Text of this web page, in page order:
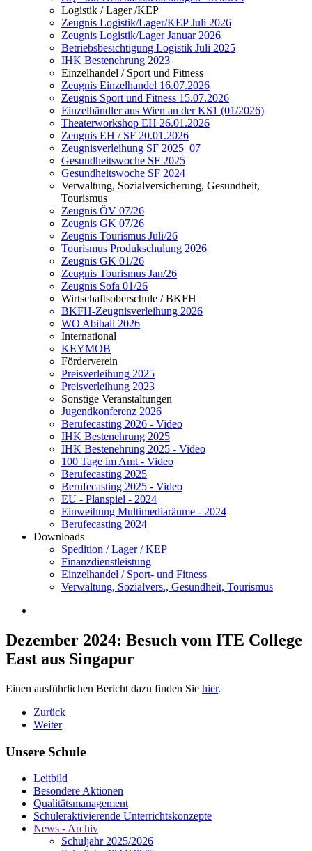
Logistik / Lager /KEP
Zeugnis Logistik/Lager/KEP Juli 2026
Zeugnis Logistik/Lager Januar 2026
Betriebsbesichtigung Logistik Juli 2025
IHK Bestenehrung 2023
Einzelhandel / Sport und Fitness
Zeugnis Einzelhandel 16.07.2026
Zeugnis Sport und Fitness 15.07.2026
Einzelhändler aus Wien an der KS1 (01/2026)
Theaterworkshop EH 26.01.2026
Zeugnis EH / SF 20.01.2026
Zeugnisverleihung SF 2025_07
Gesundheitswoche SF 2025
Gesundheitswoche SF 2024
Verwaltung, Sozialversicherung, Gesundheit,
Tourismus
Zeugnis ÖV 07/26
Zeugnis GK 07/26
Zeugnis Tourismus Juli/26
Tourismus Produkschulung 2026
Zeugnis GK 01/26
Zeugnis Tourismus Jan/26
Zeugnis Sofa 01/26
Wirtschaftsoberschule / BKFH
BKFH-Zeugnisverleihung 2026
WO Abiball 2026
International
KEYMOB
Förderverein
Preisverleihung 2025
Preisverleihung 2023
Sonstige Veranstaltungen
Jugendkonferenz 2026
Berufecasting 2026 - Video
IHK Bestenehrung 2025
IHK Bestenehrung 2025 - Video
100 Tage im Amt - Video
Berufecasting 2025
Berufecasting 2025 - Video
EU - Planspiel - 2024
Einweihung Multimediaräume - 2024
Berufecasting 2024
Downloads
Spedition / Lager / KEP
Finanzdienstleistung
Einzelhandel / Sport- und Fitness
Verwaltung, Sozialvers., Gesundheit, Tourismus
Dezember 2024: Besuch vom ITE College
East aus Singapur
Einen ausführlichen Bericht dazu finden Sie hier.
Zurück
Weiter
Unsere Schule
Leitbild
Besondere Aktionen
Qualitätsmanagement
Schüleraktivierende Unterrichtskonzepte
News - Archiv
Schuljahr 2025/2026